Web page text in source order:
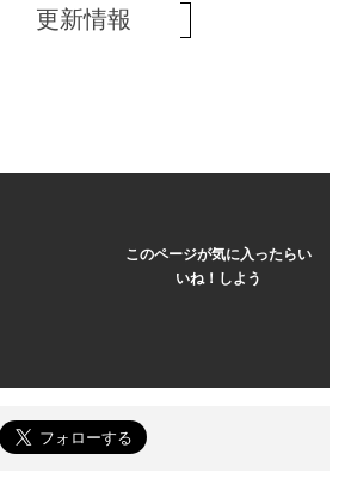
更新情報
このページが気に入ったらい
いね！しよう